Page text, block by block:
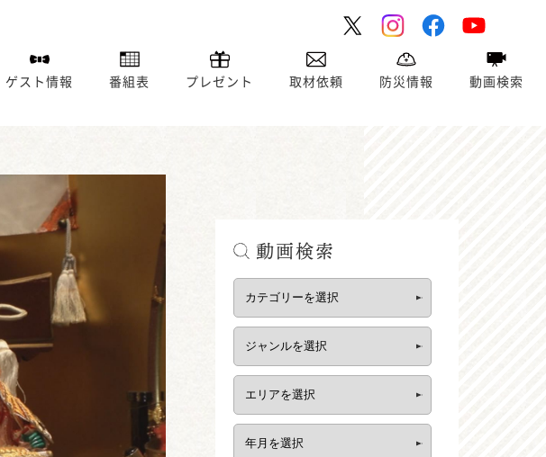
ゲスト情報 番組表 プレゼント 取材依頼 防災情報 動画検索
動画検索